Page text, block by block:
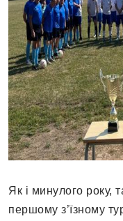
Як і минулого року,
першому з’їзному